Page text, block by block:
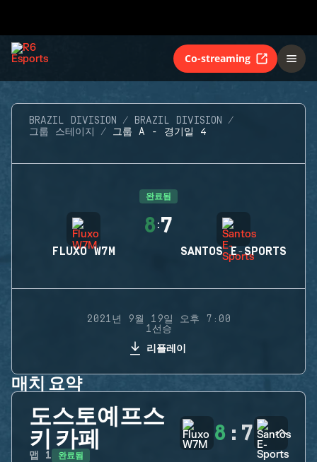
Co-streaming
BRAZIL DIVISION
BRAZIL DIVISION
그룹 스테이지
그룹 A - 경기일 4
완료됨
FLUXO W7M
8 :7
SANTOS E-SPORTS
2021년 9월 19일 오후 7:00
1선승
리플레이
매치 요약
도스토예프스
키 카페
맵 1 완료됨
8 : 7